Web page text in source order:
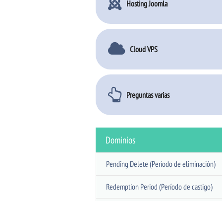
Hosting Joomla
Cloud VPS
Preguntas varias
Dominios
Pending Delete (Período de eliminación)
Redemption Period (Período de castigo)